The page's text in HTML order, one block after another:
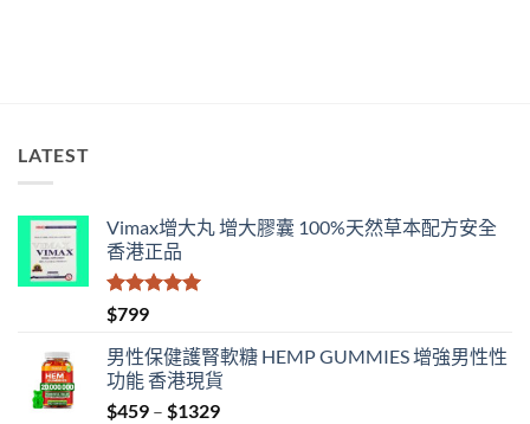
中
LATEST
Vimax增大丸 增大膠囊 100%天然草本配方安全
香港正品
評分
滿分 5
$799
男性保健護腎軟糖 HEMP GUMMIES 增強男性性
功能 香港現貨
$459 – $1329Price